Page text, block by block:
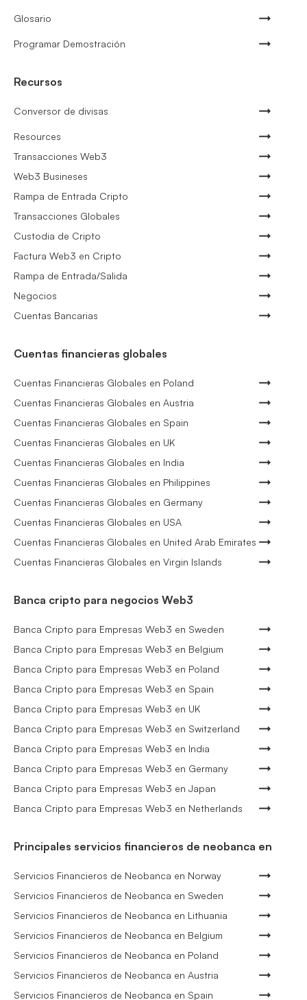
Glosario
Programar Demostración
Recursos
Conversor de divisas
Resources
Transacciones Web3
Web3 Busineses
Rampa de Entrada Cripto
Transacciones Globales
Custodia de Cripto
Factura Web3 en Cripto
Rampa de Entrada/Salida
Negocios
Cuentas Bancarias
Cuentas financieras globales
Cuentas Financieras Globales en Poland
Cuentas Financieras Globales en Austria
Cuentas Financieras Globales en Spain
Cuentas Financieras Globales en UK
Cuentas Financieras Globales en India
Cuentas Financieras Globales en Philippines
Cuentas Financieras Globales en Germany
Cuentas Financieras Globales en USA
Cuentas Financieras Globales en United Arab Emirates
Cuentas Financieras Globales en Virgin Islands
Banca cripto para negocios Web3
Banca Cripto para Empresas Web3 en Sweden
Banca Cripto para Empresas Web3 en Belgium
Banca Cripto para Empresas Web3 en Poland
Banca Cripto para Empresas Web3 en Spain
Banca Cripto para Empresas Web3 en UK
Banca Cripto para Empresas Web3 en Switzerland
Banca Cripto para Empresas Web3 en India
Banca Cripto para Empresas Web3 en Germany
Banca Cripto para Empresas Web3 en Japan
Banca Cripto para Empresas Web3 en Netherlands
Principales servicios financieros de neobanca en
Servicios Financieros de Neobanca en Norway
Servicios Financieros de Neobanca en Sweden
Servicios Financieros de Neobanca en Lithuania
Servicios Financieros de Neobanca en Belgium
Servicios Financieros de Neobanca en Poland
Servicios Financieros de Neobanca en Austria
Servicios Financieros de Neobanca en Spain